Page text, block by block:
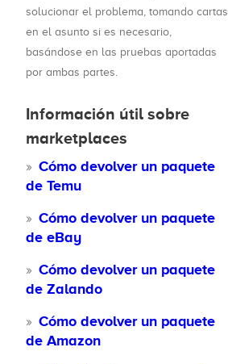
solucionar el problema, tomando cartas
en el asunto si es necesario,
basándose en las pruebas aportadas
por ambas partes.
Información útil sobre
marketplaces
Cómo devolver un paquete
de Temu
Cómo devolver un paquete
de eBay
Cómo devolver un paquete
de Zalando
Cómo devolver un paquete
de Amazon